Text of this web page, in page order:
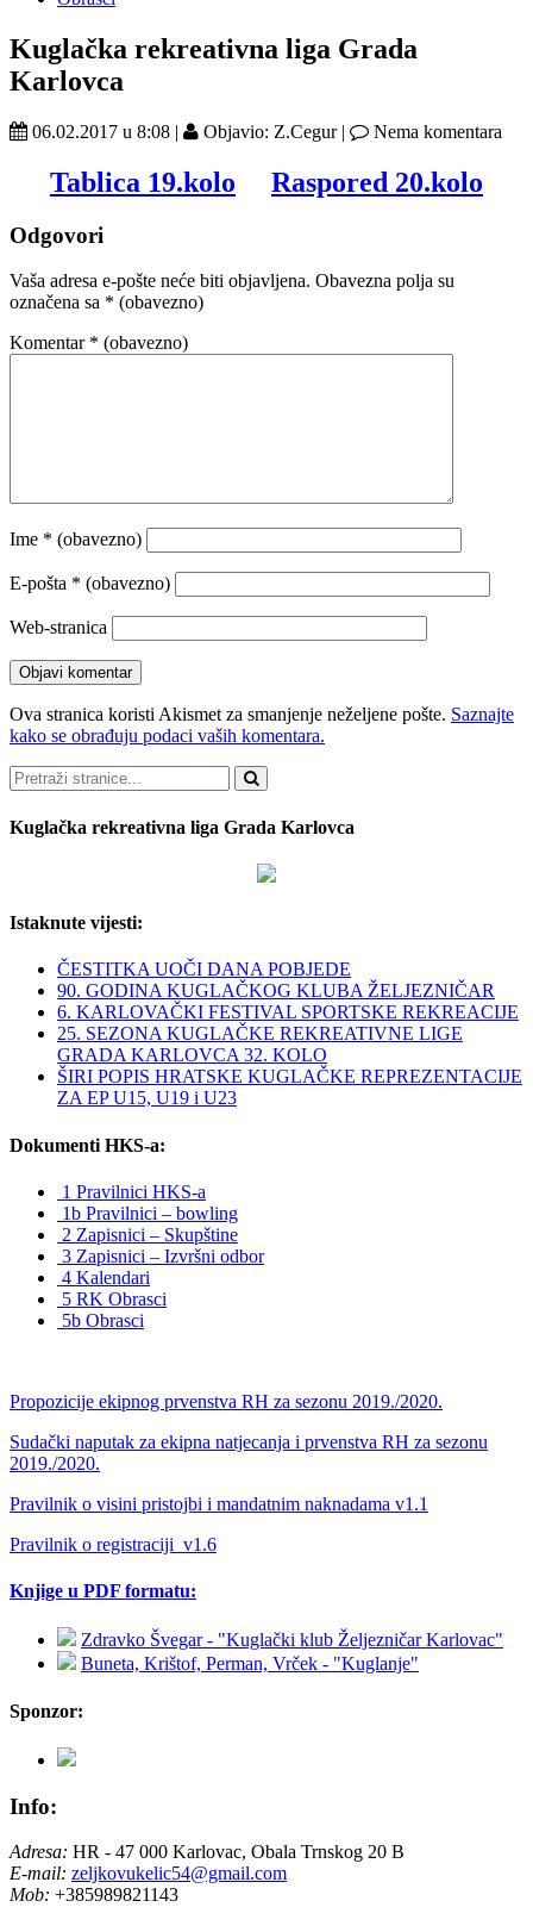
Kuglačka rekreativna liga Grada
Karlovca
06.02.2017 u 8:08 | Objavio: Z.Cegur | Nema komentara
Tablica 19.kolo Raspored 20.kolo
Odgovori
Vaša adresa e-pošte neće biti objavljena. Obavezna polja su
označena sa * (obavezno)
Komentar * (obavezno)
Ime * (obavezno)
E-pošta * (obavezno)
Web-stranica
Ova stranica koristi Akismet za smanjenje neželjene pošte. Saznajte
kako se obrađuju podaci vaših komentara.
Pretraži
Kuglačka rekreativna liga Grada Karlovca
Istaknute vijesti:
ČESTITKA UOČI DANA POBJEDE
90. GODINA KUGLAČKOG KLUBA ŽELJEZNIČAR
6. KARLOVAČKI FESTIVAL SPORTSKE REKREACIJE
25. SEZONA KUGLAČKE REKREATIVNE LIGE
GRADA KARLOVCA 32. KOLO
ŠIRI POPIS HRATSKE KUGLAČKE REPREZENTACIJE
ZA EP U15, U19 i U23
Dokumenti HKS-a:
1 Pravilnici HKS-a
1b Pravilnici – bowling
2 Zapisnici – Skupštine
3 Zapisnici – Izvršni odbor
4 Kalendari
5 RK Obrasci
5b Obrasci
Propozicije ekipnog prvenstva RH za sezonu 2019./2020.
Sudački naputak za ekipna natjecanja i prvenstva RH za sezonu
2019./2020.
Pravilnik o visini pristojbi i mandatnim naknadama v1.1
Pravilnik o registraciji_v1.6
Knjige u PDF formatu:
Zdravko Švegar - "Kuglački klub Željezničar Karlovac"
Buneta, Krištof, Perman, Vrček - "Kuglanje"
Sponzor:
Info:
Adresa: HR - 47 000 Karlovac, Obala Trnskog 20 B
E-mail: zeljkovukelic54@gmail.com
Mob: +385989821143